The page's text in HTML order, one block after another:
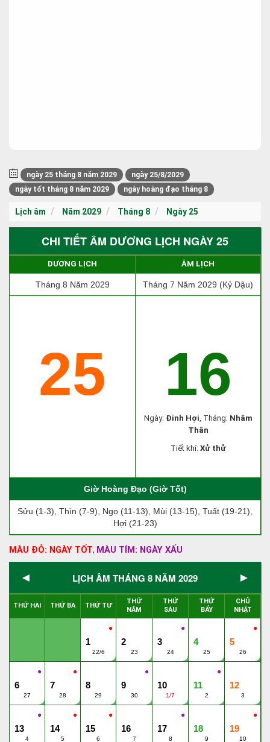
ngày 25 tháng 8 năm 2029
ngày 25/8/2029
ngày tốt tháng 8 năm 2029
ngày hoàng đạo tháng 8
Lịch âm Năm 2029 Tháng 8 Ngày 25
CHI TIẾT ÂM DƯƠNG LỊCH NGÀY 25
DƯƠNG LỊCH ÂM LỊCH
Tháng 8 Năm 2029 Tháng 7 Năm 2029 (Kỷ Dậu)
25 16
Ngày: Đinh Hợi, Tháng: Nhâm
Thân
Tiết khí: Xử thử
Giờ Hoàng Đạo (Giờ Tốt)
Sửu (1-3), Thìn (7-9), Ngọ (11-13), Mùi (13-15), Tuất (19-21),
Hợi (21-23)
MÀU ĐỎ: NGÀY TỐT, MÀU TÍM: NGÀY XẤU
◄ LỊCH ÂM THÁNG 8 NĂM 2029 ►
THỨ HAI THỨ BA THỨ TƯ
THỨ
NĂM
THỨ
SÁU
THỨ
BẨY
CHỦ
NHẬT
●
1
22/6
2
23
●
3
24
4
25
●
5
26
●
6
27
●
7
28
8
29
●
9
30
10
1/7
●
11
2
12
3
●
13
4
●
14
5
●
15
6
16
7
●
17
8
18
9
●
19
10